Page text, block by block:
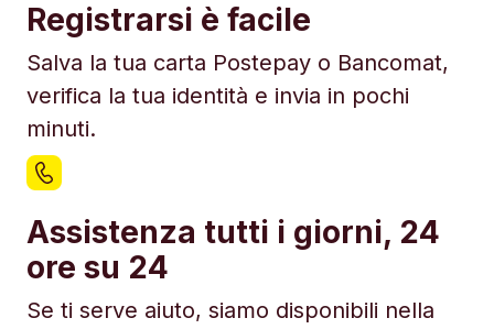
Registrarsi è facile
Salva la tua carta Postepay o Bancomat,
verifica la tua identità e invia in pochi
minuti.
Assistenza tutti i giorni, 24
ore su 24
Se ti serve aiuto, siamo disponibili nella